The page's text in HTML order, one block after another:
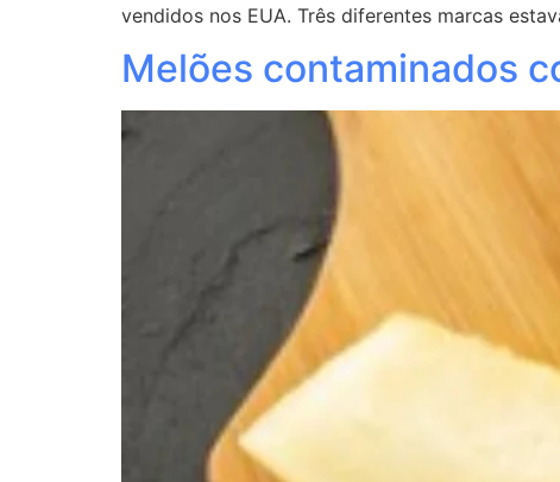
vendidos nos EUA. Três diferentes marcas
Melões contaminados